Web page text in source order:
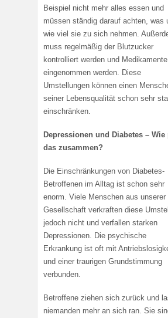
Beispiel nicht mehr alles essen und
müssen ständig darauf achten, was
wie viel sie zu sich nehmen.
muss regelmäßig der Blutzucker
kontrolliert werden und Medikamente
eingenommen werden. Diese
Umstellungen können einen
seiner Lebensqualität schon sehr
einschränken.
Depressionen und Diabetes – Wie
das zusammen?
Die Einschränkungen von Diabetes-
Betroffenen im Alltag ist schon sehr
enorm. Viele Menschen aus unserer
Gesellschaft verkraften diese
jedoch nicht und verfallen starken
Depressionen. Die psychische
Erkrankung ist oft mit
und einer traurigen Grundstimmung
verbunden.
Betroffene ziehen sich zurück und
niemanden mehr an sich ran. Sie